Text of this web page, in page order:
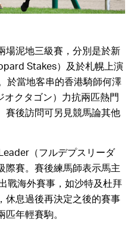
場泥地三級賽，分別是於新
Stakes）及於札幌上演
於當地客串的香港騎師何澤
クタゴン）力抗兩匹熱門
賽後訪問可另見競馬論其他
（フルデプスリーダ
際賽。賽後練馬師表示馬主
戰海外賽事，如沙特及杜拜
休息過後再決定之後的賽事
年輕賽駒。